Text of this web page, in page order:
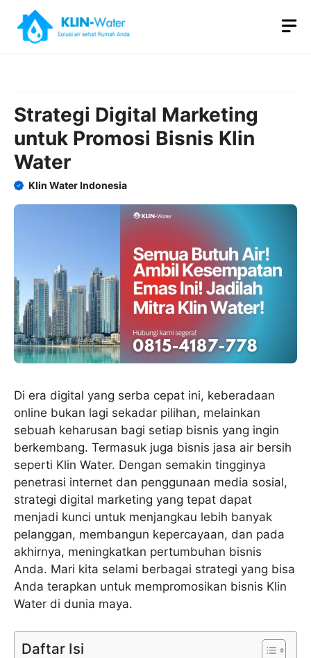
content
Strategi Digital Marketing
untuk Promosi Bisnis Klin
Water
Klin Water Indonesia
Di era digital yang serba cepat ini, keberadaan
online bukan lagi sekadar pilihan, melainkan
sebuah keharusan bagi setiap bisnis yang ingin
berkembang. Termasuk juga bisnis jasa air bersih
seperti Klin Water. Dengan semakin tingginya
penetrasi internet dan penggunaan media sosial,
strategi digital marketing yang tepat dapat
menjadi kunci untuk menjangkau lebih banyak
pelanggan, membangun kepercayaan, dan pada
akhirnya, meningkatkan pertumbuhan bisnis
Anda. Mari kita selami berbagai strategi yang bisa
Anda terapkan untuk mempromosikan bisnis Klin
Water di dunia maya.
Daftar Isi